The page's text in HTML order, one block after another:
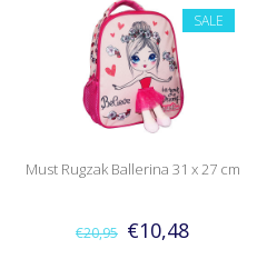
SALE
Must Rugzak Ballerina 31 x 27 cm
€20,95 €10,48